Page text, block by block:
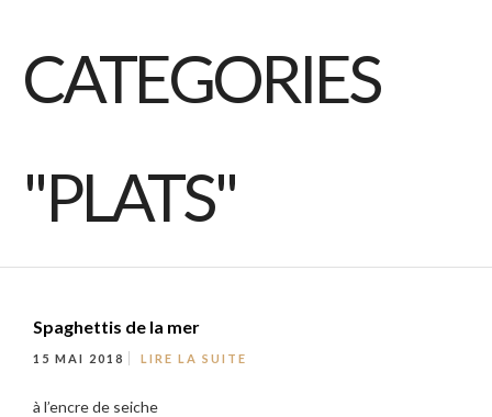
CATEGORIES
"PLATS"
Spaghettis de la mer
15 MAI 2018 LIRE LA SUITE
à l’encre de seiche